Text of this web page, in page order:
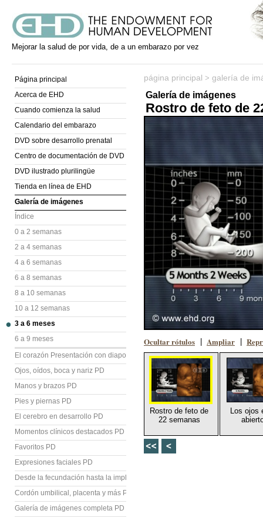
Mejorar la salud de por vida, de a un embarazo por vez
Página principal
Acerca de EHD
Cuando comienza la salud
Calendario del embarazo
DVD sobre desarrollo prenatal
Centro de documentación de DVD
DVD ilustrado plurilingüe
Tienda en línea de EHD
Galería de imágenes
Índice
0 a 2 semanas
2 a 4 semanas
4 a 6 semanas
6 a 8 semanas
8 a 10 semanas
10 a 12 semanas
3 a 6 meses
6 a 9 meses
El corazón Presentación con diapositivas (PD)
Ojos, oídos, boca y nariz PD
Manos y brazos PD
Pies y piernas PD
El cerebro en desarrollo PD
Momentos clínicos destacados PD
Favoritos PD
Expresiones faciales PD
Desde la fecundación hasta la implantación PD
Cordón umbilical, placenta y más PD
Galería de imágenes completa PD
página principal > galería de
Galería de imágenes
Rostro de feto de
Ocultar rótulos Ampliar
Rostro de feto de
22 semanas
Los ojos